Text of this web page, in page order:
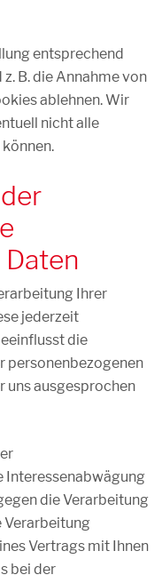
entsprechend
B. die Annahme von
ablehnen. Wir
nicht alle
Ihrer
jederzeit
die
personenbezogenen
uns ausgesprochen
Interessenabwägung
die Verarbeitung
Verarbeitung
Vertrags mit Ihnen
bei der